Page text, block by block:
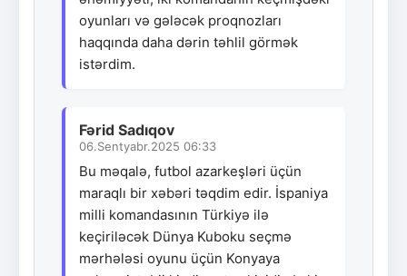
oyunları və gələcək proqnozları
haqqında daha dərin təhlil görmək
istərdim.
Fərid Sadıqov
06.Sentyabr.2025 06:33
Bu məqalə, futbol azarkeşləri üçün
maraqlı bir xəbəri təqdim edir. İspaniya
milli komandasının Türkiyə ilə
keçiriləcək Dünya Kuboku seçmə
mərhələsi oyunu üçün Konyaya